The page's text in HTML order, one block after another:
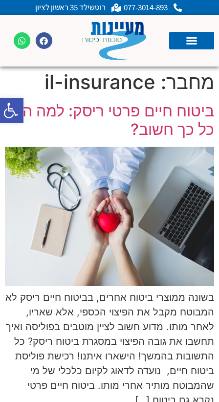
077-3014-893 רוטשילד 35 ראשון לציון
מחבר: il-insurance
ביטוח חיים פרטי ריסק: למה הוא
כל כך חשוב?
בשונה ממוצרי ביטוח אחרים, בביטוח חיים ריסק לא
המבוטח מקבל את הפיצוי הכספי, אלא שאריו,
לאחר מותו. מדוע חשוב לציין מוטבים בפוליסה ואיך
תחשבו את גובה הפיצוי במסגרת ביטוח ריסק? כל
התשובות בהמשך! הישארו איתנו! רכישת פוליסת
ביטוח חיים, נועדה לדאוג לקיום כלכלי של מי
שהמבוטח מותיר אחרי מותו. ביטוח חיים פרטי